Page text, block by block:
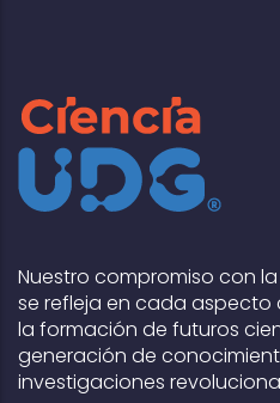
Nuestro compromiso con
se refleja en cada aspecto
la formación de futuros
generación de
investigaciones